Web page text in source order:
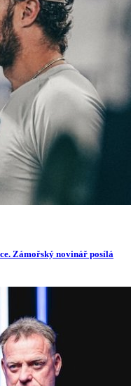
Zámořský novinář posílá